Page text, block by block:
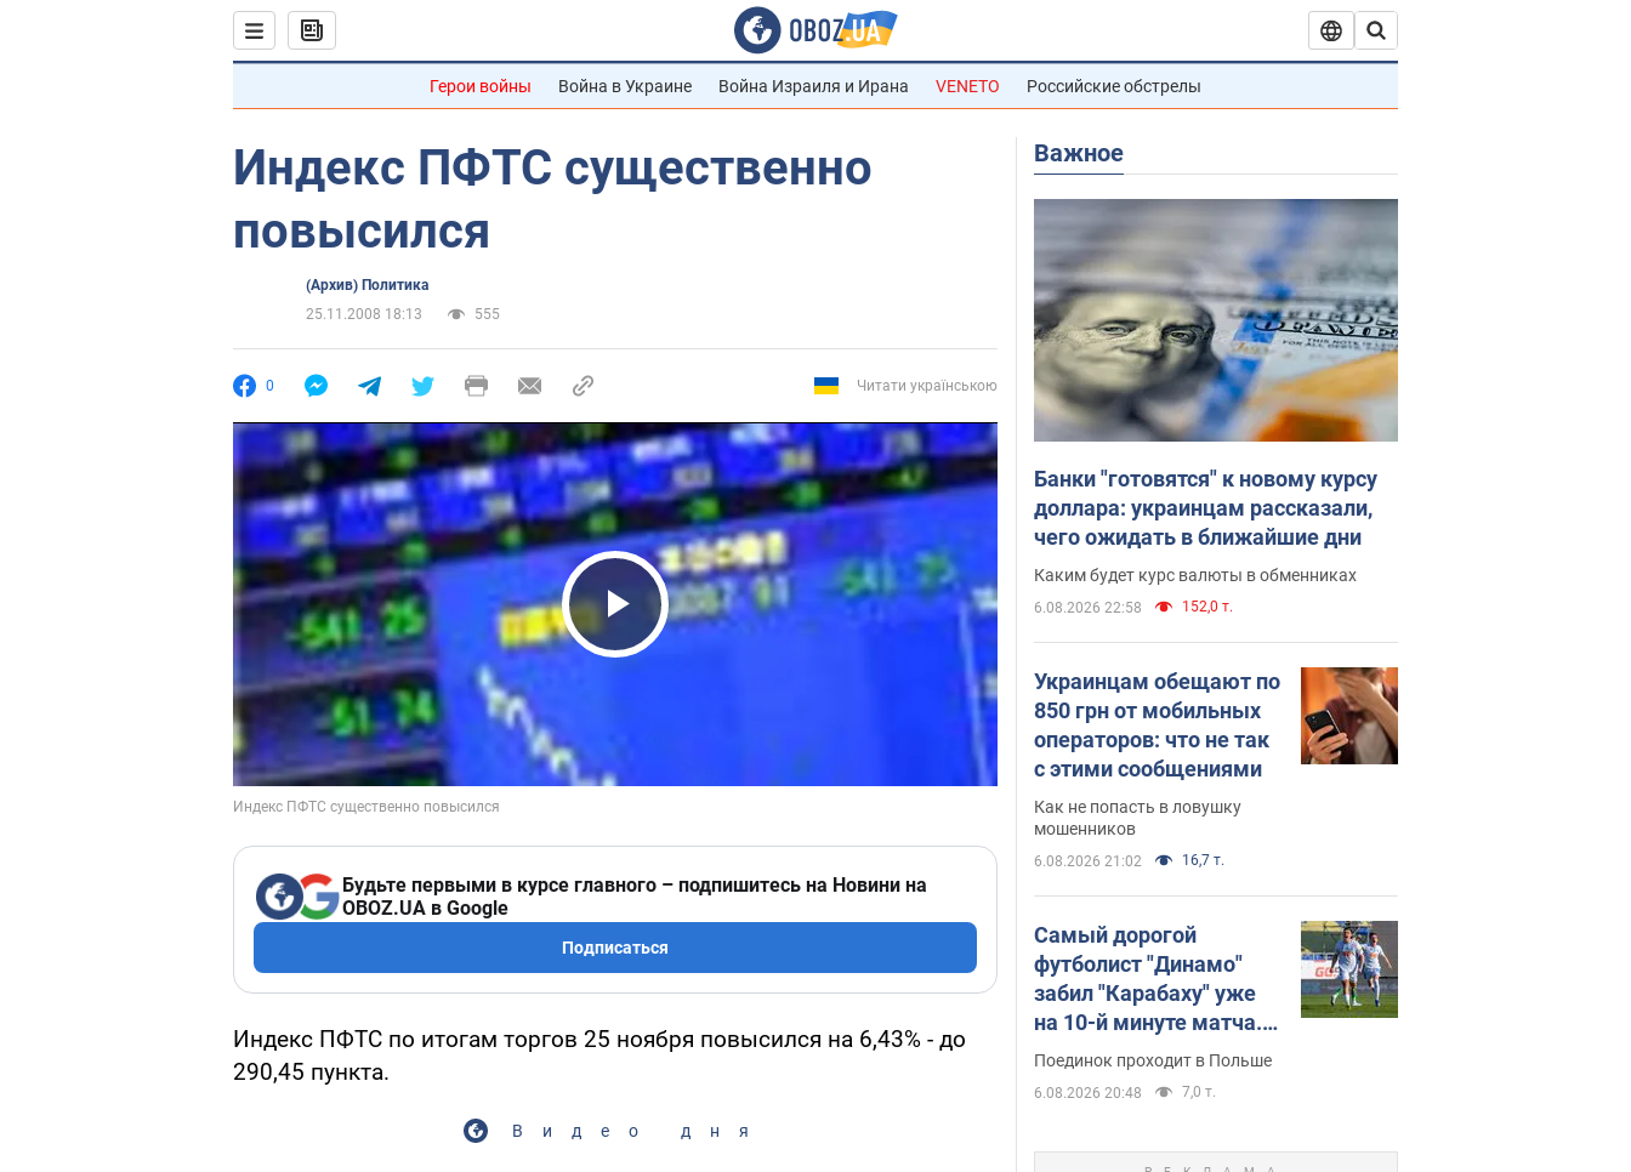
Герои войны Война в Украине Война Израиля и Ирана VENETO Российские обстрелы
Индекс ПФТС существенно
повысился
(Архив) Политика
25.11.2008 18:13
555
0 Читати українською
Play Video
Будьте первыми в курсе главного – подпишитесь на Новини на
OBOZ.UA в Google
Подписаться
Индекс ПФТС по итогам торгов 25 ноября повысился на 6,43% - до
290,45 пункта.
Видео дня
Важное
Банки "готовятся" к новому курсу
доллара: украинцам рассказали,
чего ожидать в ближайшие дни
Каким будет курс валюты в обменниках
6.08.2026 22:58 152,0 т.
Украинцам обещают по
850 грн от мобильных
операторов: что не так
с этими сообщениями
Как не попасть в ловушку
мошенников
6.08.2026 21:02 16,7 т.
Самый дорогой
футболист "Динамо"
забил "Карабаху" уже
на 10-й минуте матча.
Видео
Поединок проходит в Польше
6.08.2026 20:48 7,0 т.